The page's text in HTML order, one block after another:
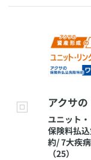
アクサ
ユニット
保険料払
約/ 7大疾
（25）